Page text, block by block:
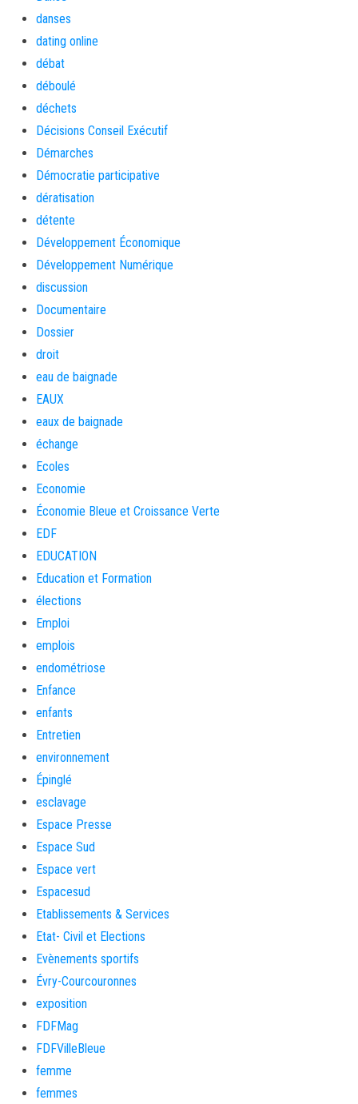
danses
dating online
débat
déboulé
déchets
Décisions Conseil Exécutif
Démarches
Démocratie participative
dératisation
détente
Développement Économique
Développement Numérique
discussion
Documentaire
Dossier
droit
eau de baignade
EAUX
eaux de baignade
échange
Ecoles
Economie
Économie Bleue et Croissance Verte
EDF
EDUCATION
Education et Formation
élections
Emploi
emplois
endométriose
Enfance
enfants
Entretien
environnement
Épinglé
esclavage
Espace Presse
Espace Sud
Espace vert
Espacesud
Etablissements & Services
Etat- Civil et Elections
Evènements sportifs
Évry-Courcouronnes
exposition
FDFMag
FDFVilleBleue
femme
femmes